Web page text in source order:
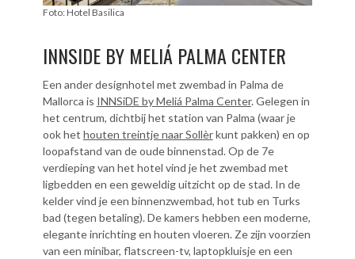
Foto: Hotel Basilica
INNSIDE BY MELIÁ PALMA CENTER
Een ander designhotel met zwembad in Palma de
Mallorca is INNSiDE by Meliá Palma Center. Gelegen in
het centrum, dichtbij het station van Palma (waar je
ook het houten treintje naar Sollèrkunt pakken) en op
loopafstand van de oude binnenstad. Op de 7e
verdieping van het hotel vind je het zwembad met
ligbedden en een geweldig uitzicht op de stad. In de
kelder vind je een binnenzwembad, hot tub en Turks
bad (tegen betaling). De kamers hebben een moderne,
elegante inrichting en houten vloeren. Ze zijn voorzien
van een minibar, flatscreen-tv, laptopkluisje en een